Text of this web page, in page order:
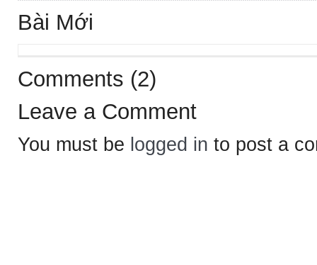
Bài Mới
Comments (2)
Leave a Comment
You must be logged in to post a